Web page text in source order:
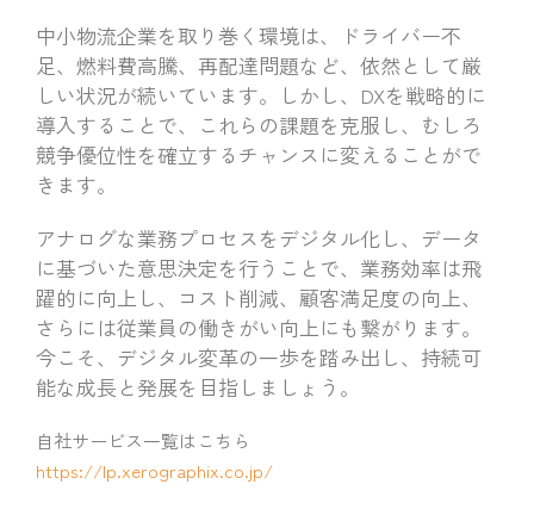
中小物流企業を取り巻く環境は、ドライバー不
足、燃料費高騰、再配達問題など、依然として厳
しい状況が続いています。しかし、DXを戦略的に
導入することで、これらの課題を克服し、むしろ
競争優位性を確立するチャンスに変えることがで
きます。
アナログな業務プロセスをデジタル化し、データ
に基づいた意思決定を行うことで、業務効率は飛
躍的に向上し、コスト削減、顧客満足度の向上、
さらには従業員の働きがい向上にも繋がります。
今こそ、デジタル変革の一歩を踏み出し、持続可
能な成長と発展を目指しましょう。
自社サービス一覧はこちら
https://lp.xerographix.co.jp/